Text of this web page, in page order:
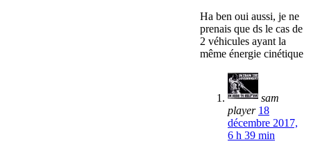
Ha ben oui aussi, je ne
prenais que ds le cas de
2 véhicules ayant la
même énergie cinétique
sam
player 18
décembre 2017,
6 h 39 min